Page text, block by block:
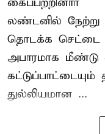
லண்டனில் நேற்று
தொடக்க செட்டை
அபாரமாக மீண்டு
கட்டுப்பாட்டையும்
துல்லியமான ...